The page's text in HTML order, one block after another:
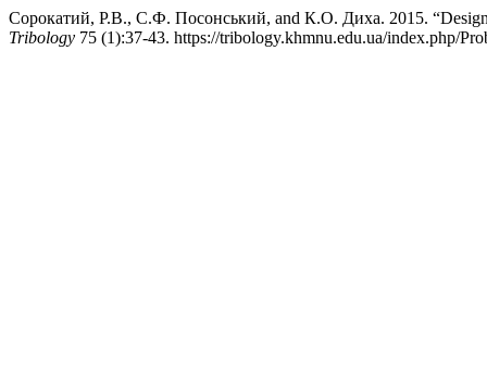
Сорокатий, Р.В., С.Ф. Посонський, and К.О. Диха. 2015.
Tribology 75 (1):37-43. https://tribology.khmnu.edu.ua/index.php/